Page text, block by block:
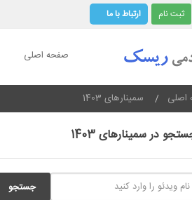
ثبت نام ارتباط با ما
صفحه اصلی
اینجایید:
سمینارهای 1403 اصلی
در سمینارهای 1403